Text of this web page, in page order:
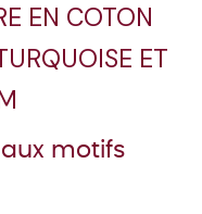
EN COTON
ET
motifs